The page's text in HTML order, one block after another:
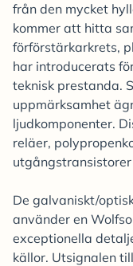
från den mycket
kommer att hitta
förförstärkarkrets,
har introducerats
teknisk prestanda.
uppmärksamhet
ljudkomponenter.
reläer,
De galvaniskt/
använder en
exceptionella
källor. Utsignalen